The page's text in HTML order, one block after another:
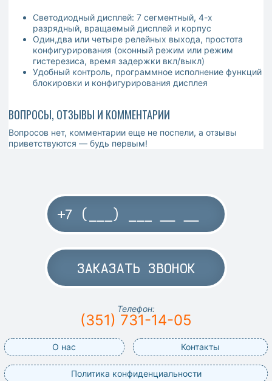
Светодиодный дисплей: 7 сегментный, 4-х
разрядный, вращаемый дисплей и корпус
Один,два или четыре релейных выхода, простота
конфигурирования (оконный режим или режим
гистерезиса, время задержки вкл/выкл)
Удобный контроль, программное исполнение функций
блокировки и конфигурирования дисплея
ВОПРОСЫ, ОТЗЫВЫ И КОММЕНТАРИИ
Вопросов нет, комментарии еще не поспели, а отзывы
приветствуются — будь первым!
ЗАКАЗАТЬ ЗВОНОК
Телефон:
(351) 731-14-05
О нас Контакты
Политика конфиденциальности